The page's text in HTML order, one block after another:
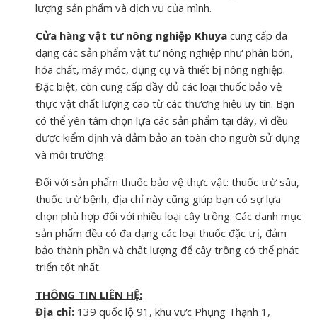
lượng sản phẩm và dịch vụ của mình.
Cửa hàng vật tư nông nghiệp Khuya cung cấp đa
dạng các sản phẩm vật tư nông nghiệp như phân bón,
hóa chất, máy móc, dụng cụ và thiết bị nông nghiệp.
Đặc biệt, còn cung cấp đầy đủ các loại thuốc bảo vệ
thực vật chất lượng cao từ các thương hiệu uy tín. Bạn
có thể yên tâm chọn lựa các sản phẩm tại đây, vì đều
được kiểm định và đảm bảo an toàn cho người sử dụng
và môi trường.
Đối với sản phẩm thuốc bảo vệ thực vật: thuốc trừ sâu,
thuốc trừ bệnh, địa chỉ này cũng giúp bạn có sự lựa
chọn phù hợp đối với nhiều loại cây trồng. Các danh mục
sản phẩm đều có đa dạng các loại thuốc đặc trị, đảm
bảo thành phần và chất lượng để cây trồng có thể phát
triển tốt nhất.
THÔNG TIN LIÊN HỆ:
Địa chỉ: 139 quốc lộ 91, khu vực Phụng Thạnh 1,